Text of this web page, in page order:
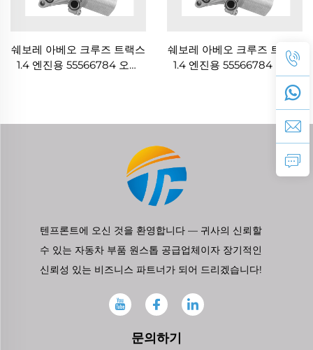
쉐보레 아베오 크루즈 트랙스
1.4 엔진용 55566784 오일
쉐보레 아베오 크루즈 트랙스
1.4 엔진용 55566784 오일
텐프론트에 오신 것을 환영합니다 — 귀사의 신뢰할
수 있는 자동차 부품 원스톱 공급업체이자 장기적인
신뢰성 있는 비즈니스 파트너가 되어 드리겠습니다!
문의하기